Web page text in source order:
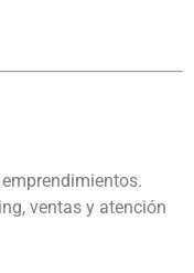
ventas y atención